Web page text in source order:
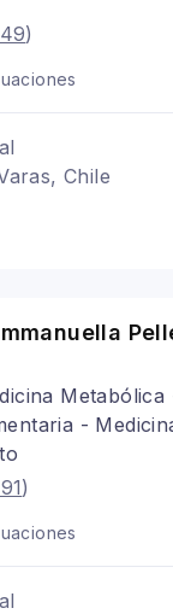
)
Chile
Metabólica
-
)